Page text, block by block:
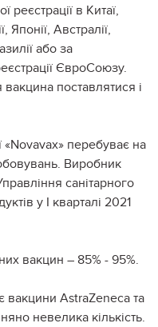
реєстрації в Китаї,
Австралії,
або за
ЄвроСоюзу.
поставлятися і
«Novavax» перебуває на
Виробник
санітарного
у І кварталі 2021
вакцин – 85% - 95%.
вакцини AstraZeneca та
невелика кількість.